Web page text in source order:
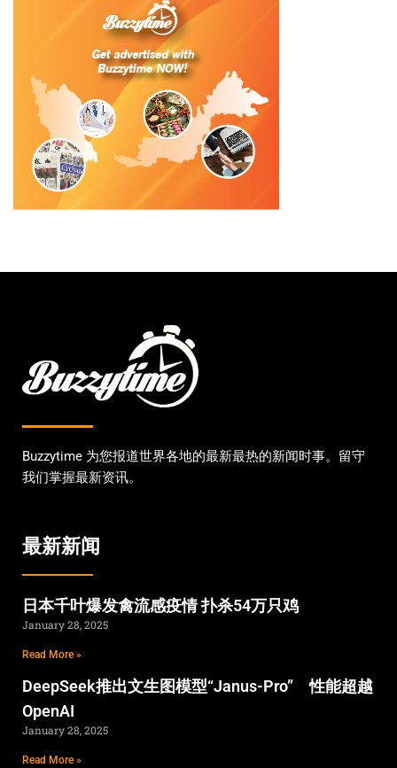
Buzzytime 为您报道世界各地的最新最热的新闻时事。留守
我们掌握最新资讯。
最新新闻
日本千叶爆发禽流感疫情 扑杀54万只鸡
January 28, 2025
Read More »
DeepSeek推出文生图模型“Janus-Pro” 性能超越
OpenAI
January 28, 2025
Read More »